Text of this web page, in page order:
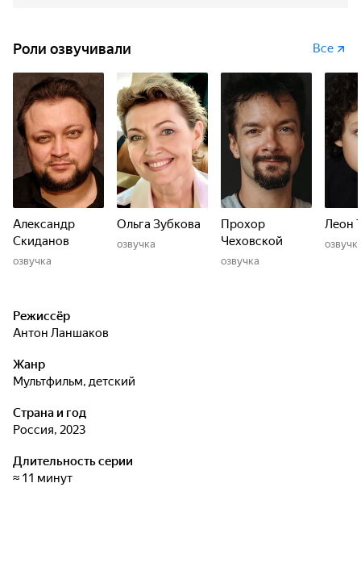
Роли озвучивали Все
Александр
Скиданов
озвучка
Ольга Зубкова
озвучка
Прохор
Чеховской
озвучка
Леон
Режиссёр
Антон Ланшаков
Жанр
мультфильм, детский
Страна и год
Россия, 2023
Длительность серии
≈ 11 минут